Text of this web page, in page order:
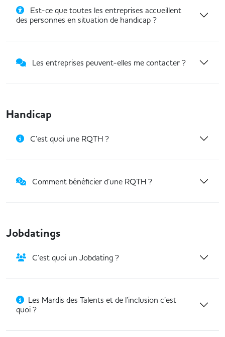
Est-ce que toutes les entreprises accueillent
des personnes en situation de handicap ?
Les entreprises peuvent-elles me contacter ?
Handicap
C’est quoi une RQTH ?
Comment bénéficier d’une RQTH ?
Jobdatings
C’est quoi un Jobdating ?
Les Mardis des Talents et de l’inclusion c’est
quoi ?